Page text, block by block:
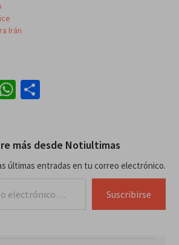
Irán
WhatsApp
Compartir
más desde Notiultimas
últimas entradas en tu correo electrónico.
Suscribirse